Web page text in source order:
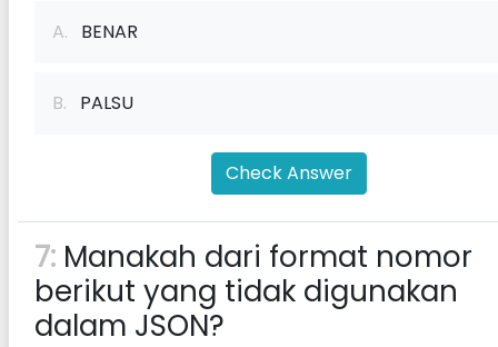
A. BENAR
B. PALSU
Check Answer
7: Manakah dari format nomor
berikut yang tidak digunakan
dalam JSON?